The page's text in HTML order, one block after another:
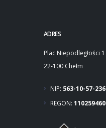
ADRES
Plac Niepodległości 1
22-100 Chełm
NIP: 563-10-57-236
REGON: 110259460